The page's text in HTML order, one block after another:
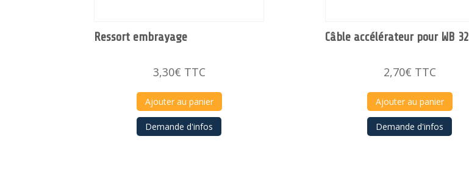
Ressort embrayage
3,30€ TTC
Ajouter au panier
Demande d'infos
Câble accélérateur pour WB 32
2,70€ TTC
Ajouter au panier
Demande d'infos